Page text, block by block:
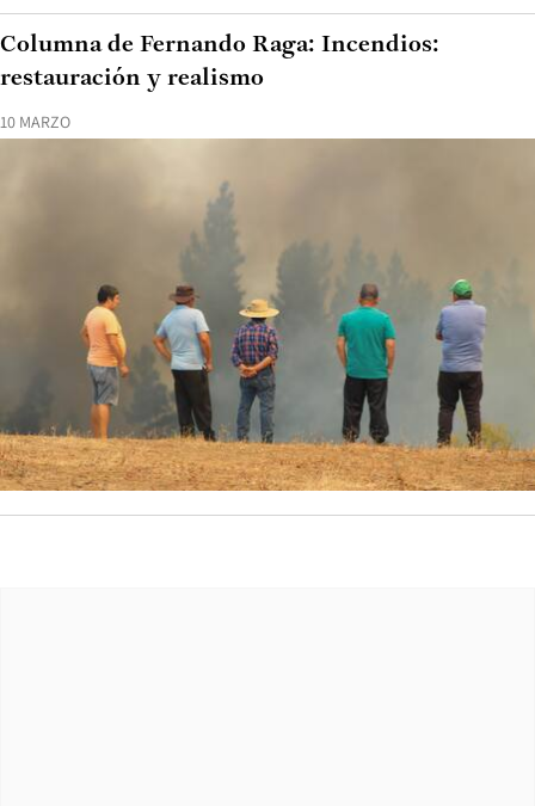
10 MARZO
Columna de Fernando Raga: Incendios:
restauración y realismo